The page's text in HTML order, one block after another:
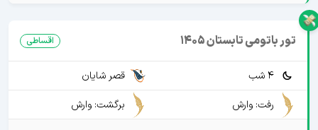
تور باتومی تابستان 1405 اقساطی
4 شب
قصر شایان
رفت: وارش
برگشت: وارش